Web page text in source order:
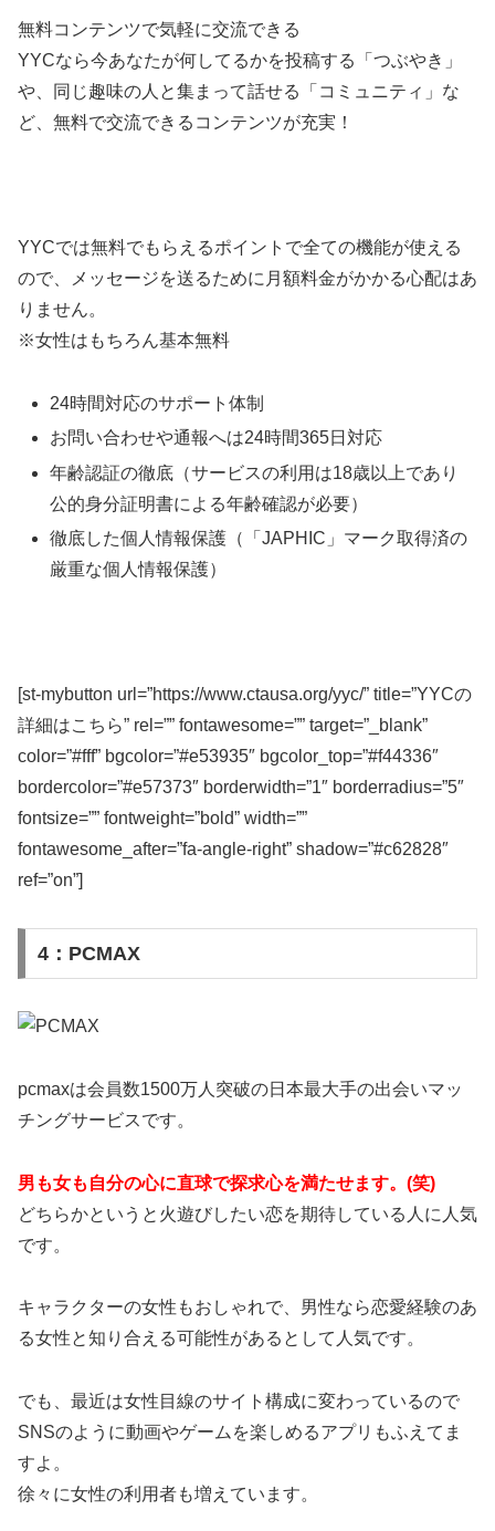
無料コンテンツで気軽に交流できる
YYCなら今あなたが何してるかを投稿する「つぶやき」
や、同じ趣味の人と集まって話せる「コミュニティ」な
ど、無料で交流できるコンテンツが充実！
YYCでは無料でもらえるポイントで全ての機能が使える
ので、メッセージを送るために月額料金がかかる心配はあ
りません。
※女性はもちろん基本無料
24時間対応のサポート体制
お問い合わせや通報へは24時間365日対応
年齢認証の徹底（サービスの利用は18歳以上であり
公的身分証明書による年齢確認が必要）
徹底した個人情報保護（「JAPHIC」マーク取得済の
厳重な個人情報保護）
[st-mybutton url=”https://www.ctausa.org/yyc/” title=”YYCの
詳細はこちら” rel=”” fontawesome=”” target=”_blank”
color=”#fff” bgcolor=”#e53935″ bgcolor_top=”#f44336″
bordercolor=”#e57373″ borderwidth=”1″ borderradius=”5″
fontsize=”” fontweight=”bold” width=””
fontawesome_after=”fa-angle-right” shadow=”#c62828″
ref=”on”]
4：PCMAX
pcmaxは会員数1500万人突破の日本最大手の出会いマッ
チングサービスです。
男も女も自分の心に直球で探求心を満たせます。(笑)
どちらかというと火遊びしたい恋を期待している人に人気
です。
キャラクターの女性もおしゃれで、男性なら恋愛経験のあ
る女性と知り合える可能性があるとして人気です。
でも、最近は女性目線のサイト構成に変わっているので
SNSのように動画やゲームを楽しめるアプリもふえてま
すよ。
徐々に女性の利用者も増えています。